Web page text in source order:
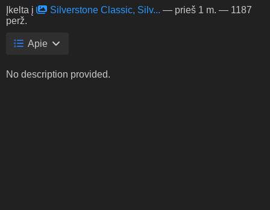
Įkelta į
Silverstone Classic, Silv... — prieš 1 m. — 1187
perž.
Apie
No description provided.